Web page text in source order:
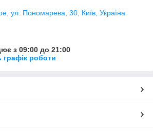
ул. Пономарева, 30, Київ, Україна
з 09:00 до 21:00
графік роботи